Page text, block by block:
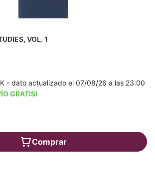
VOL. 1
- dato actualizado el 07/08/26 a las 23:00
GRATIS!
Comprar